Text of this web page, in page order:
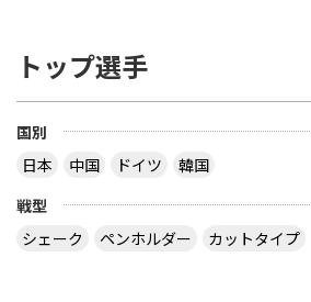
トップ選手
国別
日本
中国 ドイツ
韓国
戦型
シェーク
ペンホルダー カットタイプ